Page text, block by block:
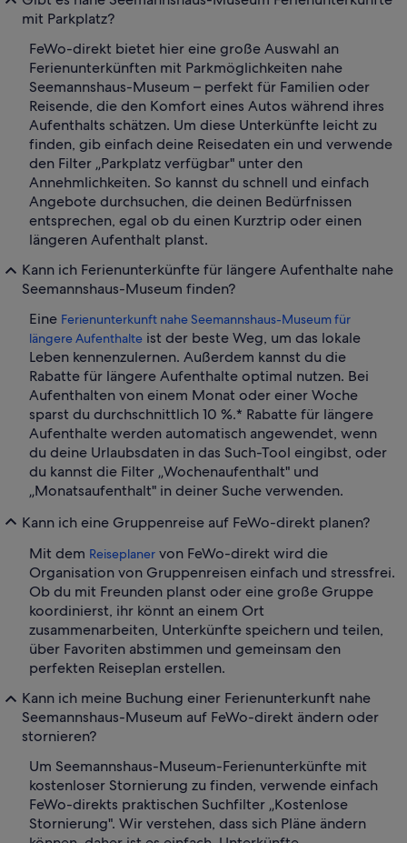
mit Parkplatz?
FeWo-direkt bietet hier eine große Auswahl an
Ferienunterkünften mit Parkmöglichkeiten nahe
Seemannshaus-Museum – perfekt für Familien oder
Reisende, die den Komfort eines Autos während ihres
Aufenthalts schätzen. Um diese Unterkünfte leicht zu
finden, gib einfach deine Reisedaten ein und verwende
den Filter „Parkplatz verfügbar" unter den
Annehmlichkeiten. So kannst du schnell und einfach
Angebote durchsuchen, die deinen Bedürfnissen
entsprechen, egal ob du einen Kurztrip oder einen
längeren Aufenthalt planst.
Kann ich Ferienunterkünfte für längere Aufenthalte nahe
Seemannshaus-Museum finden?
Eine Ferienunterkunft nahe Seemannshaus-Museum für
längere Aufenthalte ist der beste Weg, um das lokale
Leben kennenzulernen. Außerdem kannst du die
Rabatte für längere Aufenthalte optimal nutzen. Bei
Aufenthalten von einem Monat oder einer Woche
sparst du durchschnittlich 10 %.* Rabatte für längere
Aufenthalte werden automatisch angewendet, wenn
du deine Urlaubsdaten in das Such-Tool eingibst, oder
du kannst die Filter „Wochenaufenthalt" und
„Monatsaufenthalt" in deiner Suche verwenden.
Kann ich eine Gruppenreise auf FeWo-direkt planen?
Mit dem Reiseplaner von FeWo-direkt wird die
Organisation von Gruppenreisen einfach und stressfrei.
Ob du mit Freunden planst oder eine große Gruppe
koordinierst, ihr könnt an einem Ort
zusammenarbeiten, Unterkünfte speichern und teilen,
über Favoriten abstimmen und gemeinsam den
perfekten Reiseplan erstellen.
Kann ich meine Buchung einer Ferienunterkunft nahe
Seemannshaus-Museum auf FeWo-direkt ändern oder
stornieren?
Um Seemannshaus-Museum-Ferienunterkünfte mit
kostenloser Stornierung zu finden, verwende einfach
FeWo-direkts praktischen Suchfilter „Kostenlose
Stornierung". Wir verstehen, dass sich Pläne ändern